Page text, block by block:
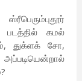
கமல்
துக்ளக் சோ,
அப்படியென்றால்